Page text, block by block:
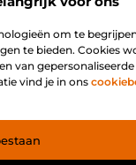
om te
te bieden. Cookies
van
vind je in ons